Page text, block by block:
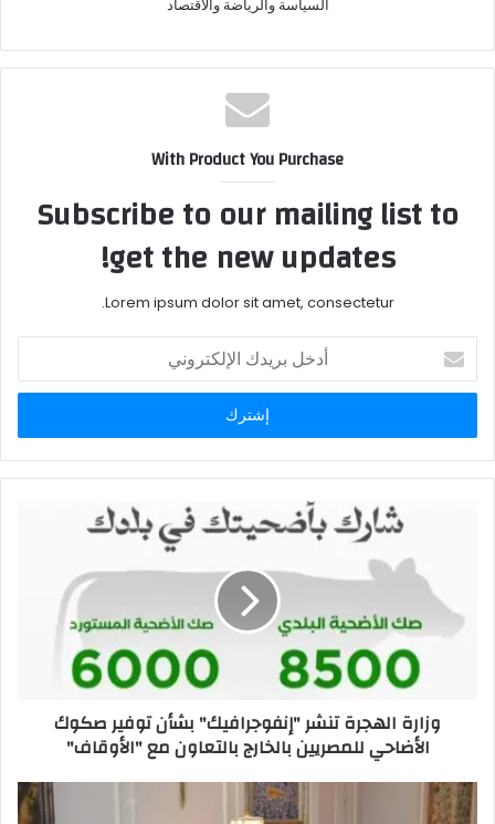
السياسة والرياضة والاقتصاد
With Product You Purchase
Subscribe to our mailing list to
get the new updates!
Lorem ipsum dolor sit amet, consectetur.
أدخل
بريدك
الإلكتروني
وزارة الهجرة تنشر "إنفوجرافيك" بشأن توفير صكوك
الأضاحي للمصريين بالخارج بالتعاون مع "الأوقاف"